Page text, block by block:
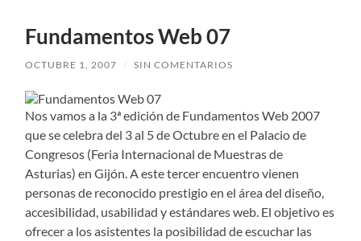
Fundamentos Web 07
OCTUBRE 1, 2007 / SIN COMENTARIOS
Nos vamos a la 3ª edición de Fundamentos Web 2007
que se celebra del 3 al 5 de Octubre en el Palacio de
Congresos (Feria Internacional de Muestras de
Asturias) en Gijón. A este tercer encuentro vienen
personas de reconocido prestigio en el área del diseño,
accesibilidad, usabilidad y estándares web. El objetivo es
ofrecer a los asistentes la posibilidad de escuchar las